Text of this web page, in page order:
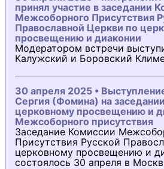
принял участие в заседании
Межсоборного Присутствия
Православной Церкви по
просвещению и диаконии
Модератором встречи
Калужский и Боровский
30 апреля 2025 •
Сергия (Фомина) на
церковному просвещению и
Межсоборного присутствия
Заседание Комиссии
Присутствия Русской
церковному просвещению и
состоялось 30 апреля в